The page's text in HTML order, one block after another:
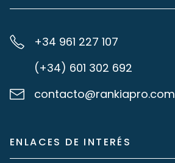
+34 961 227 107
(+34) 601 302 692
contacto@rankiapro.com
ENLACES DE INTERÉS